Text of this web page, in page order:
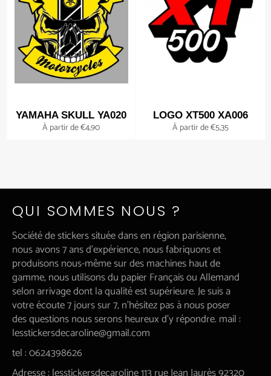
YAMAHA SKULL YA020
À partir de €4,90
LOGO XT500 XA006
À partir de €5,35
QUI SOMMES NOUS ?
Société de stickers située dans en région parisienne,
nous avons 7 ans d'expérience, nous fabriquons et
produisons nous-même sur des machines haut de
gamme, nous utilisons du papier Français ou Allemand
selon arrivage dont la qualité est supérieure. Je suis a
votre écoute 7 jours sur 7, n'hésitez pas à nous poser
des questions nous serons heureux d'y répondre. mail :
lesstickersdecaroline@gmail.com
tel : 0624398626